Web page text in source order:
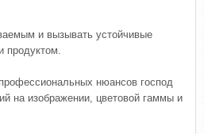
и вызывать устойчивые
продуктом.
нюансов господ
на изображении, цветовой гаммы и